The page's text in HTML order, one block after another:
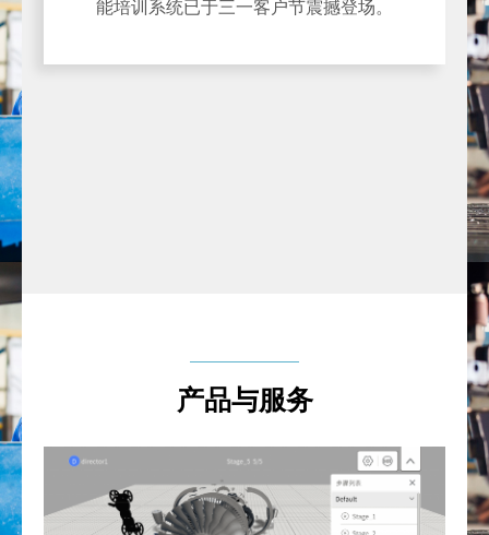
能培训系统已于三一客户节震撼登场。
产品与服务